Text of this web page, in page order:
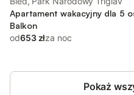
Apartament wakacyjny dla 5
Balkon
od653 złza noc
Pokaż